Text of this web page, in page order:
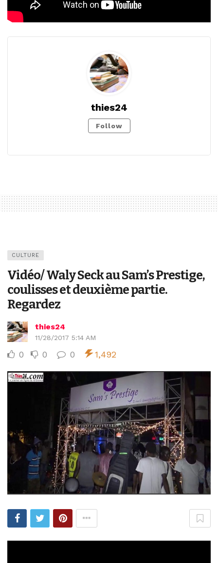
thies24
Follow
CULTURE
Vidéo/ Waly Seck au Sam’s Prestige,
coulisses et deuxième partie.
Regardez
thies24
11/28/2017 5:14 AM
0 0 0 1,492